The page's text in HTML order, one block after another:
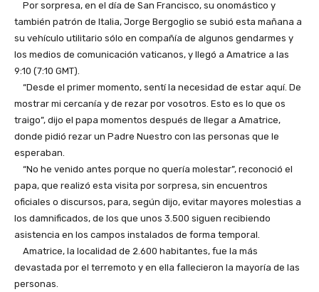
Por sorpresa, en el día de San Francisco, su onomástico y
también patrón de Italia, Jorge Bergoglio se subió esta mañana a
su vehículo utilitario sólo en compañía de algunos gendarmes y
los medios de comunicación vaticanos, y llegó a Amatrice a las
9:10 (7:10 GMT).
“Desde el primer momento, sentí la necesidad de estar aquí. De
mostrar mi cercanía y de rezar por vosotros. Esto es lo que os
traigo”, dijo el papa momentos después de llegar a Amatrice,
donde pidió rezar un Padre Nuestro con las personas que le
esperaban.
“No he venido antes porque no quería molestar”, reconoció el
papa, que realizó esta visita por sorpresa, sin encuentros
oficiales o discursos, para, según dijo, evitar mayores molestias a
los damnificados, de los que unos 3.500 siguen recibiendo
asistencia en los campos instalados de forma temporal.
Amatrice, la localidad de 2.600 habitantes, fue la más
devastada por el terremoto y en ella fallecieron la mayoría de las
personas.